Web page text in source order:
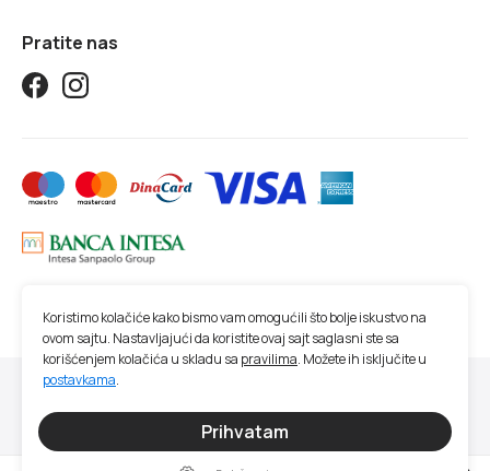
Pratite nas
Sve cene na ovom sajtu iskazane su u dinarima. PDV je uračunat u cenu. Studio
SM nastoji da bude što precizniji u opisu proizvoda, prikazu slika, trenutnoj
raspoloživosti i ceni proizvoda. Ipak, ne možemo garantovati da su sve navedene
Koristimo kolačiće kako bismo vam omogućili što bolje iskustvo na
ovom sajtu. Nastavljajući da koristite ovaj sajt saglasni ste sa
korišćenjem kolačića u skladu sa pravilima. Možete ih isključite u
postavkama.
Prihvatam